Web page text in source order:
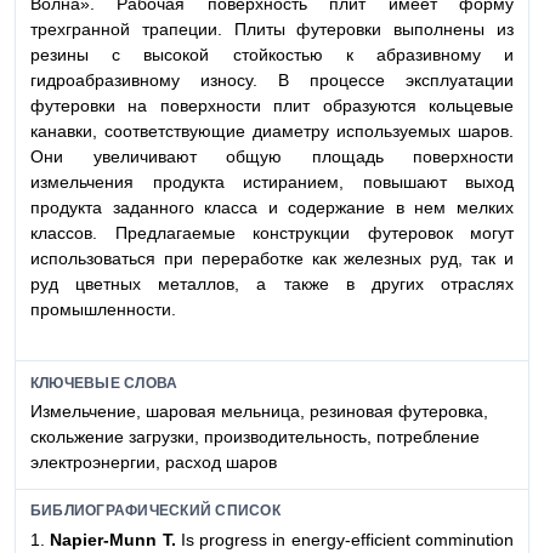
трехгранной трапеции. Плиты футеровки выполнены из
резины с высокой стойкостью к абразивному и
гидроабразивному износу. В процессе эксплуатации
футеровки на поверхности плит образуются кольцевые
канавки, соответствующие диаметру используемых шаров.
Они увеличивают общую площадь поверхности
измельчения продукта истиранием, повышают выход
продукта заданного класса и содержание в нем мелких
классов. Предлагаемые конструкции футеровок могут
использоваться при переработке как железных руд, так и
руд цветных металлов, а также в других отраслях
промышленности.
КЛЮЧЕВЫЕ СЛОВА
Измельчение, шаровая мельница, резиновая футеровка,
скольжение загрузки, производительность, потребление
электроэнергии, расход шаров
БИБЛИОГРАФИЧЕСКИЙ СПИСОК
1. Napier-Munn T. Is progress in energy-efficient comminution